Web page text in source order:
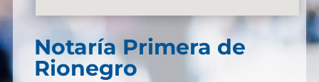
Notaría Primera de
Rionegro